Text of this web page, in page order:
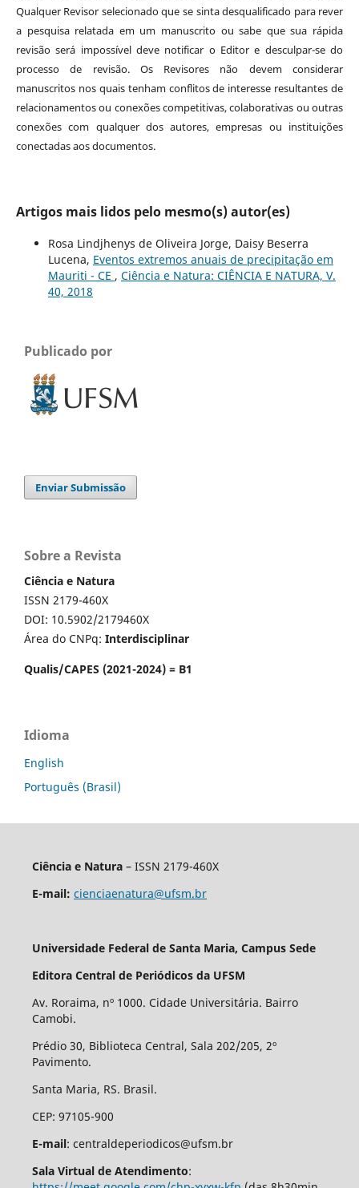
Qualquer Revisor selecionado que se sinta desqualificado para rever
a pesquisa relatada em um manuscrito ou sabe que sua rápida
revisão será impossível deve notificar o Editor e desculpar-se do
processo de revisão. Os Revisores não devem considerar
manuscritos nos quais tenham conflitos de interesse resultantes de
relacionamentos ou conexões competitivas, colaborativas ou outras
conexões com qualquer dos autores, empresas ou instituições
conectadas aos documentos.
Artigos mais lidos pelo mesmo(s) autor(es)
Rosa Lindjhenys de Oliveira Jorge, Daisy Beserra
Lucena, Eventos extremos anuais de precipitação em
Mauriti - CE , Ciência e Natura: CIÊNCIA E NATURA, V.
40, 2018
Publicado por
Enviar Submissão
Sobre a Revista
Ciência e Natura
ISSN 2179-460X
DOI: 10.5902/2179460X
Área do CNPq: Interdisciplinar
Qualis/CAPES (2021-2024) = B1
Idioma
English
Português (Brasil)
Ciência e Natura – ISSN 2179-460X
E-mail: cienciaenatura@ufsm.br
Universidade Federal de Santa Maria, Campus Sede
Editora Central de Periódicos da UFSM
Av. Roraima, nº 1000. Cidade Universitária. Bairro
Camobi.
Prédio 30, Biblioteca Central, Sala 202/205, 2º
Pavimento.
Santa Maria, RS. Brasil.
CEP: 97105-900
E-mail: centraldeperiodicos@ufsm.br
Sala Virtual de Atendimento: